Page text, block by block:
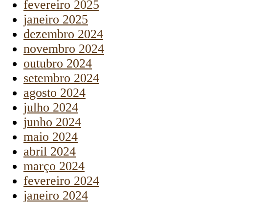
fevereiro 2025
janeiro 2025
dezembro 2024
novembro 2024
outubro 2024
setembro 2024
agosto 2024
julho 2024
junho 2024
maio 2024
abril 2024
março 2024
fevereiro 2024
janeiro 2024